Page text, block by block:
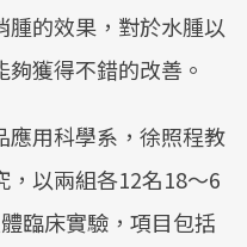
的效果，對於水腫以
獲得不錯的改善。
應用科學系，徐照程教
以兩組各12名18～6
臨床實驗，項目包括